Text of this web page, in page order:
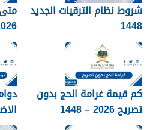
شروط نظام الترقيات الجديد
1448
– 1448
كم قيمة غرامة الحج بدون
تصريح 2026 – 1448